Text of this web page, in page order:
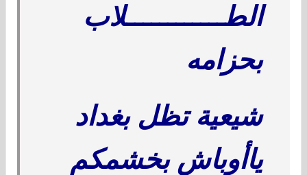
الطــــــــــــلاب
بحزامه
شيعية تظل بغداد
ياأوباش بخشمكم